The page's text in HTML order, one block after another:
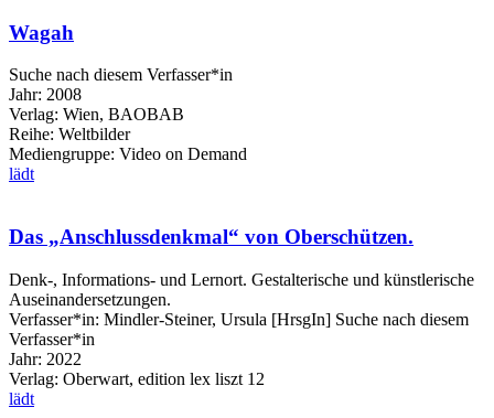
Wagah
Suche nach diesem Verfasser*in
Jahr: 2008
Verlag: Wien, BAOBAB
Reihe: Weltbilder
Mediengruppe: Video on Demand
lädt
Das „Anschlussdenkmal“ von Oberschützen.
Denk-, Informations- und Lernort. Gestalterische und künstlerische
Auseinandersetzungen.
Verfasser*in: Mindler-Steiner, Ursula [HrsgIn] Suche nach diesem
Verfasser*in
Jahr: 2022
Verlag: Oberwart, edition lex liszt 12
lädt